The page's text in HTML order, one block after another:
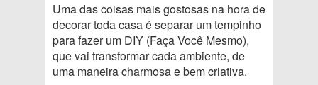
Uma das coisas mais gostosas na hora de
decorar toda casa é separar um tempinho
para fazer um DIY (Faça Você Mesmo),
que vai transformar cada ambiente, de
uma maneira charmosa e bem criativa.